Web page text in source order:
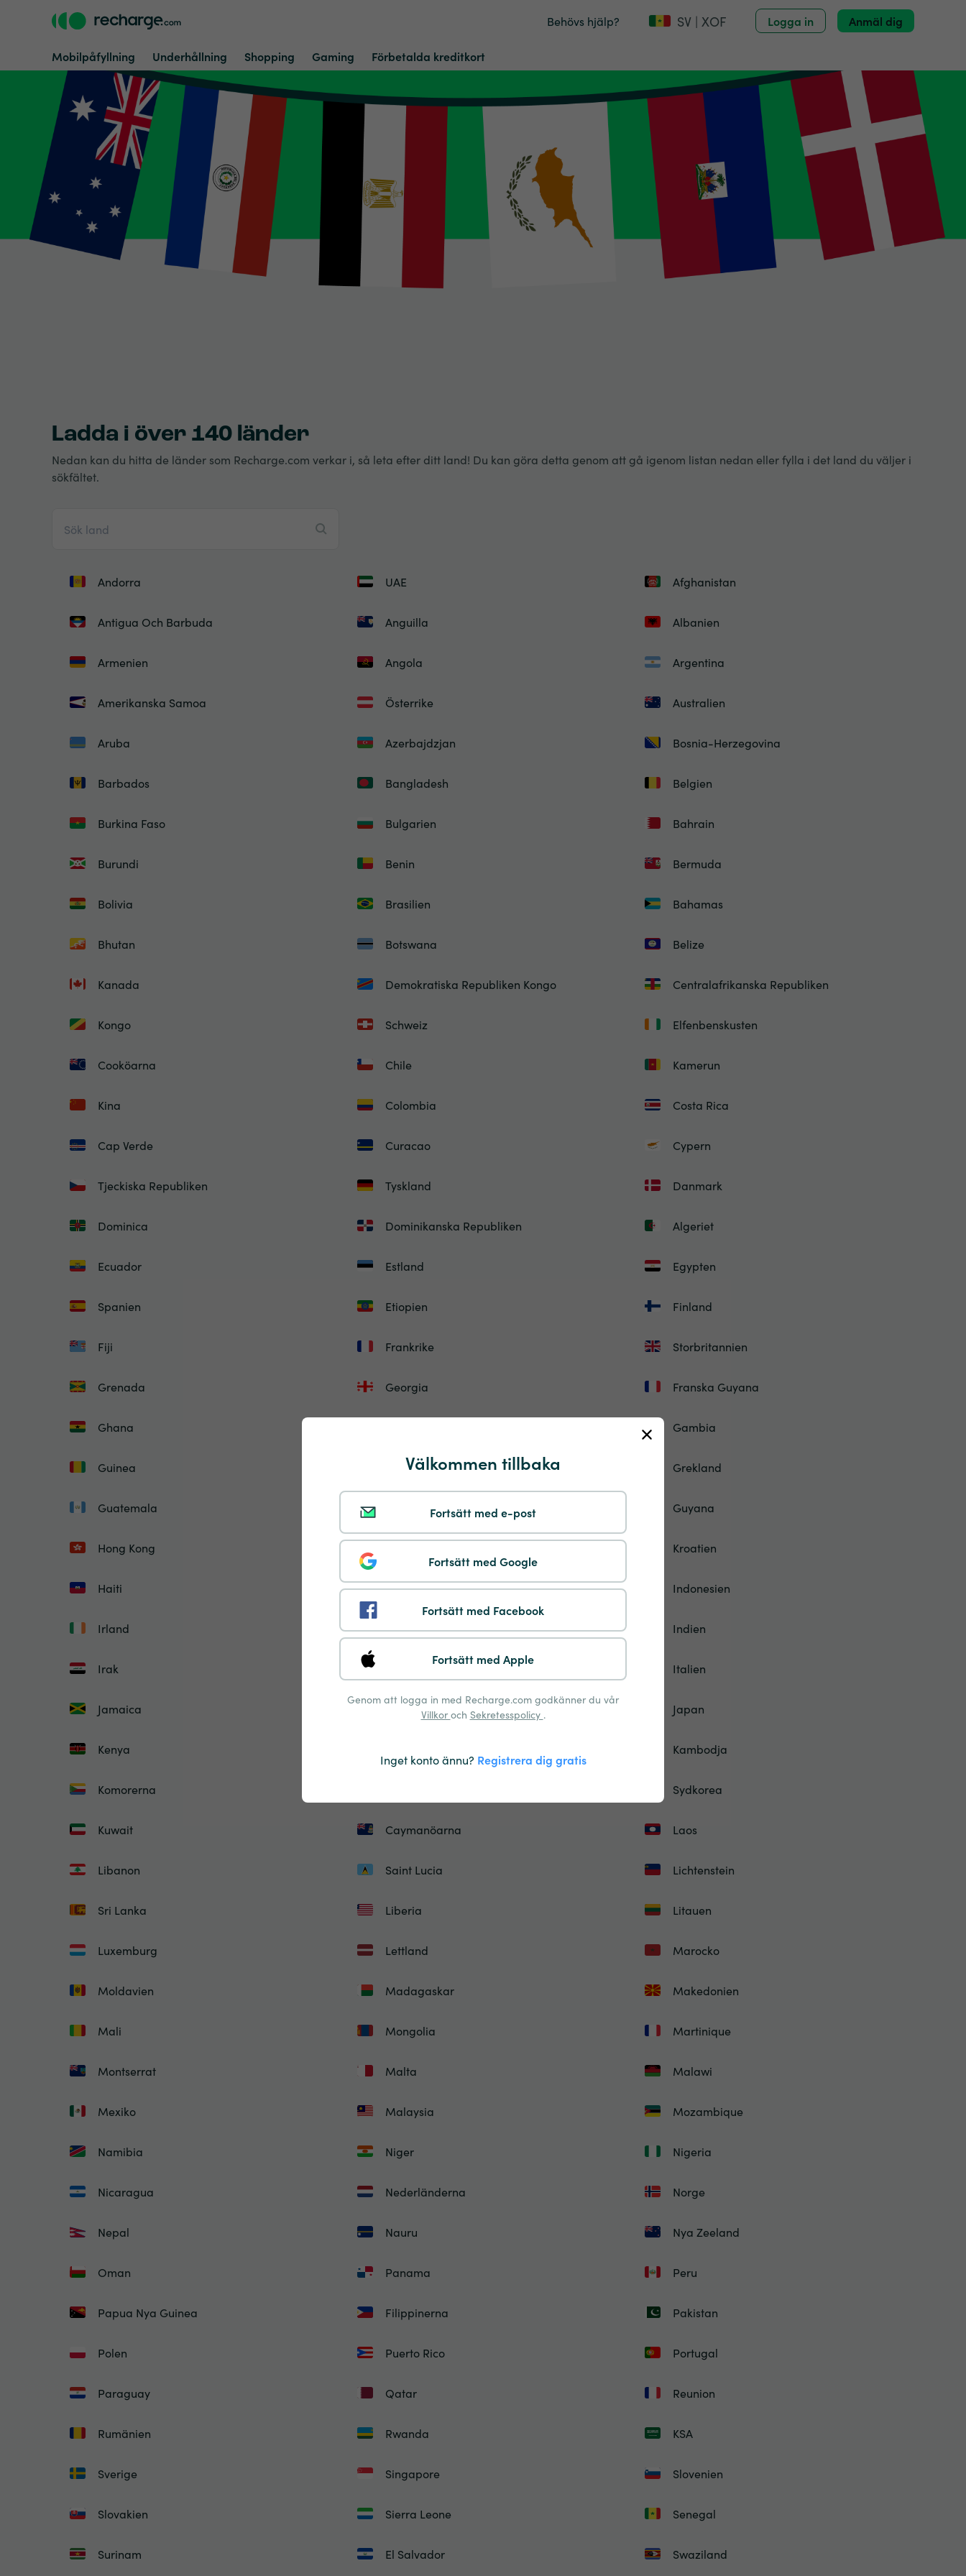
Behövs hjälp? SV | XOF Logga in Anmäl dig
Mobilpåfyllning Underhållning Shopping Gaming Förbetalda kreditkort
Välkommen tillbaka
Fortsätt med e-post
Fortsätt med Google
Fortsätt med Facebook
Fortsätt med Apple
Genom att logga in med Recharge.com godkänner du vår
Villkor och Sekretesspolicy .
Inget konto ännu? Registrera dig gratis
Ladda i över 140 länder
Nedan kan du hitta de länder som Recharge.com verkar i, så leta efter ditt land! Du kan göra detta genom att gå igenom listan nedan eller fylla i det land du väljer i
sökfältet.
Andorra UAE Afghanistan
Antigua Och Barbuda Anguilla Albanien
Armenien Angola Argentina
Amerikanska Samoa Österrike Australien
Aruba Azerbajdzjan Bosnia-Herzegovina
Barbados Bangladesh Belgien
Burkina Faso Bulgarien Bahrain
Burundi Benin Bermuda
Bolivia Brasilien Bahamas
Bhutan Botswana Belize
Kanada Demokratiska Republiken Kongo Centralafrikanska Republiken
Kongo Schweiz Elfenbenskusten
Cooköarna Chile Kamerun
Kina Colombia Costa Rica
Cap Verde Curacao Cypern
Tjeckiska Republiken Tyskland Danmark
Dominica Dominikanska Republiken Algeriet
Ecuador Estland Egypten
Spanien Etiopien Finland
Fiji Frankrike Storbritannien
Grenada Georgia Franska Guyana
Ghana Gambia
Guinea Guadelupe Grekland
Guatemala Guinea-Bissau Guyana
Hong Kong Kroatien
Haiti Ungern Indonesien
Irland Israel Indien
Irak Italien
Jamaica Jordanien Japan
Kenya Kambodja
Komorerna Sydkorea
Kuwait Caymanöarna Laos
Libanon Saint Lucia Lichtenstein
Sri Lanka Liberia Litauen
Luxemburg Lettland Marocko
Moldavien Madagaskar Makedonien
Mali Mongolia Martinique
Montserrat Malta Malawi
Mexiko Malaysia Mozambique
Namibia Niger Nigeria
Nicaragua Nederländerna Norge
Nepal Nauru Nya Zeeland
Oman Panama Peru
Papua Nya Guinea Filippinerna Pakistan
Polen Puerto Rico Portugal
Paraguay Qatar Reunion
Rumänien Rwanda KSA
Sverige Singapore Slovenien
Slovakien Sierra Leone Senegal
Surinam El Salvador Swaziland